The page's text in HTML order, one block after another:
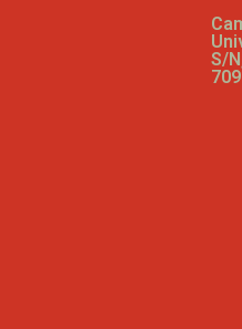
Coletâneas Prêmio
S/